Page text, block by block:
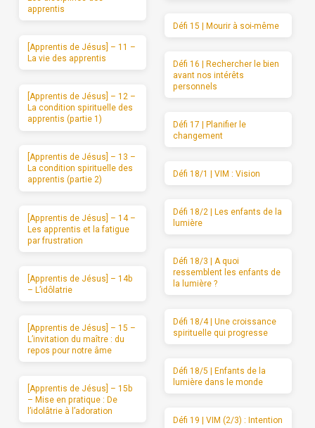
apprentis
[Apprentis de Jésus] – 11 –
La vie des apprentis
[Apprentis de Jésus] – 12 –
La condition spirituelle des
apprentis (partie 1)
[Apprentis de Jésus] – 13 –
La condition spirituelle des
apprentis (partie 2)
[Apprentis de Jésus] – 14 –
Les apprentis et la fatigue
par frustration
[Apprentis de Jésus] – 14b
– L’idôlatrie
[Apprentis de Jésus] – 15 –
L’invitation du maître : du
repos pour notre âme
[Apprentis de Jésus] – 15b
– Mise en pratique : De
l’idolâtrie à l’adoration
Défi 15 | Mourir à soi-même
Défi 16 | Rechercher le bien
avant nos intérêts
personnels
Défi 17 | Planifier le
changement
Défi 18/1 | VIM : Vision
Défi 18/2 | Les enfants de la
lumière
Défi 18/3 | A quoi
ressemblent les enfants de
la lumière ?
Défi 18/4 | Une croissance
spirituelle qui progresse
Défi 18/5 | Enfants de la
lumière dans le monde
Défi 19 | VIM (2/3) : Intention